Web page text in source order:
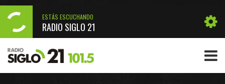
ESTÁS ESCUCHANDO
RADIO SIGLO 21